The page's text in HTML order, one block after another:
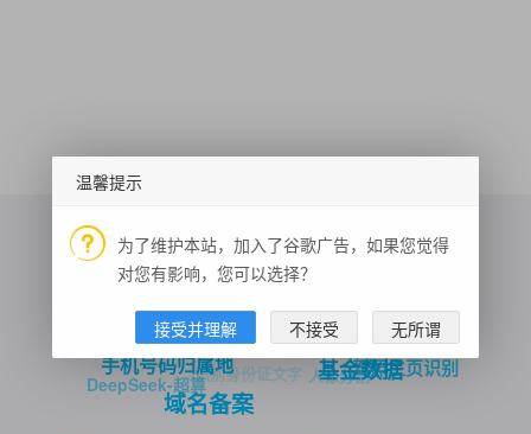
域名备案
手机号码归属地
DeepSeek-超算 基金数据
成语词典
网站备案查询
识别身份证文字 驾照主页识别
万年历当年假期列表
人像分割
温馨提示
为了维护本站，加入了谷歌广告，如果您觉得
对您有影响，您可以选择？
接受并理解 不接受 无所谓